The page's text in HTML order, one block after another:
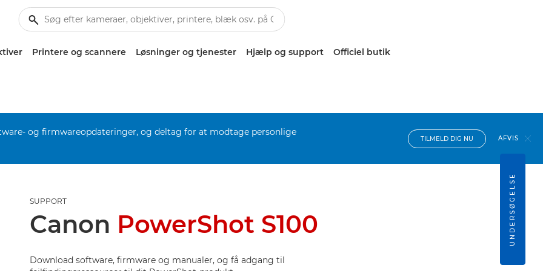
Printere og scannere Løsninger og tjenester Hjælp og support Officiel butik
og firmwareopdateringer, og deltag for at modtage personlige
TILMELD DIG NU AFVIS
SUPPORT
Canon PowerShot S100
Download software, firmware og manualer, og få adgang til
UNDERSØGELSE